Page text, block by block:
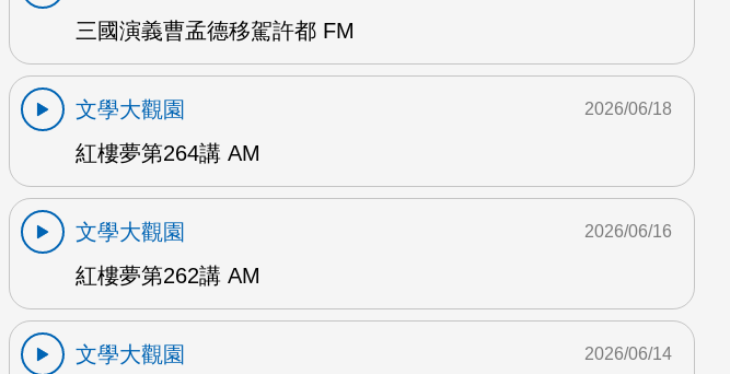
三國演義曹孟德移駕許都 FM
文學大觀園
紅樓夢第264講 AM
2026/06/18
文學大觀園
紅樓夢第262講 AM
2026/06/16
文學大觀園 2026/06/14